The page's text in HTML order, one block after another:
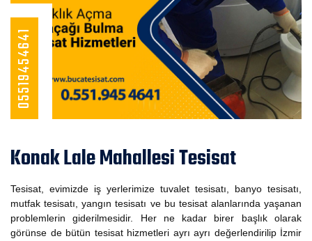
05519454641
Konak Lale Mahallesi Tesisat
Tesisat, evimizde iş yerlerimize tuvalet tesisatı, banyo tesisatı,
mutfak tesisatı, yangın tesisatı ve bu tesisat alanlarında yaşanan
problemlerin giderilmesidir. Her ne kadar birer başlık olarak
görünse de bütün tesisat hizmetleri ayrı ayrı değerlendirilip İzmir